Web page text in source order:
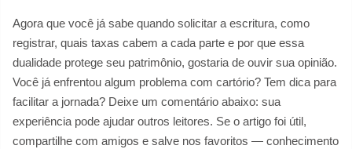
Agora que você já sabe quando solicitar a escritura, como
registrar, quais taxas cabem a cada parte e por que essa
dualidade protege seu patrimônio, gostaria de ouvir sua opinião.
Você já enfrentou algum problema com cartório? Tem dica para
facilitar a jornada? Deixe um comentário abaixo: sua
experiência pode ajudar outros leitores. Se o artigo foi útil,
compartilhe com amigos e salve nos favoritos — conhecimento